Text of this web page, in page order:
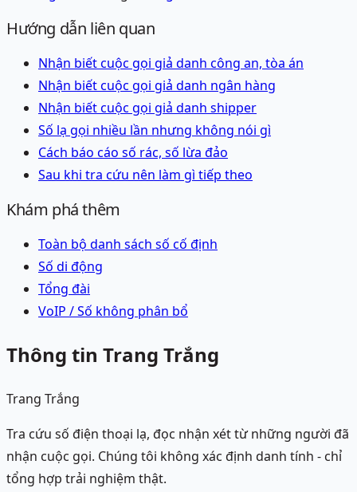
Hướng dẫn liên quan
Nhận biết cuộc gọi giả danh công an, tòa án
Nhận biết cuộc gọi giả danh ngân hàng
Nhận biết cuộc gọi giả danh shipper
Số lạ gọi nhiều lần nhưng không nói gì
Cách báo cáo số rác, số lừa đảo
Sau khi tra cứu nên làm gì tiếp theo
Khám phá thêm
Toàn bộ danh sách số cố định
Số di động
Tổng đài
VoIP / Số không phân bổ
Thông tin Trang Trắng
Trang Trắng
Tra cứu số điện thoại lạ, đọc nhận xét từ những người đã
nhận cuộc gọi. Chúng tôi không xác định danh tính - chỉ
tổng hợp trải nghiệm thật.